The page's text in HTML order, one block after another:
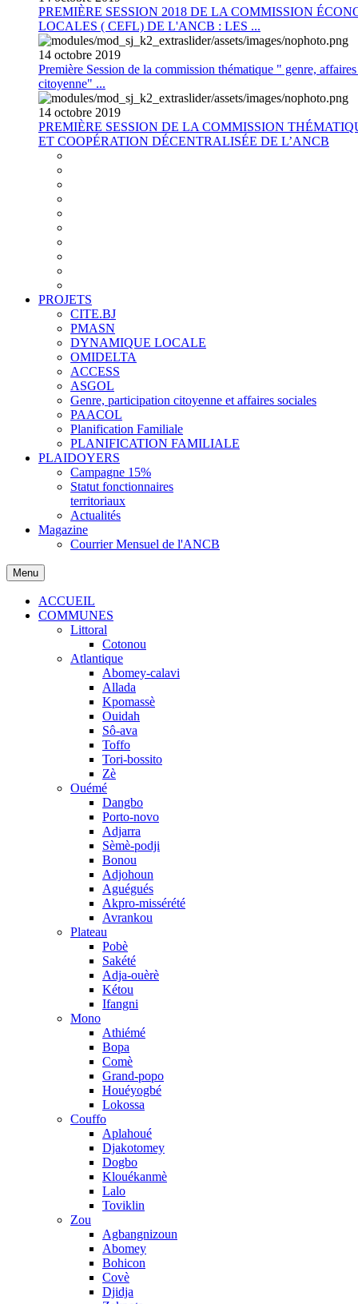
PREMIÈRE SESSION 2018 DE LA COMMISSION
LOCALES ( CEFL) DE L'ANCB : LES ...
14 octobre 2019
Première Session de la commission thématique " genre,
citoyenne" ...
14 octobre 2019
PREMIÈRE SESSION DE LA COMMISSION
ET COOPÉRATION DÉCENTRALISÉE DE L’ANCB
PROJETS
CITE.BJ
PMASN
DYNAMIQUE LOCALE
OMIDELTA
ACCESS
ASGOL
Genre, participation citoyenne et affaires sociales
PAACOL
Planification Familiale
PLANIFICATION FAMILIALE
PLAIDOYERS
Campagne 15%
Statut fonctionnaires
territoriaux
Actualités
Magazine
Courrier Mensuel de l'ANCB
Menu
ACCUEIL
COMMUNES
Littoral
Cotonou
Atlantique
Abomey-calavi
Allada
Kpomassè
Ouidah
Sô-ava
Toffo
Tori-bossito
Zè
Ouémé
Dangbo
Porto-novo
Adjarra
Sèmè-podji
Bonou
Adjohoun
Aguégués
Akpro-missérété
Avrankou
Plateau
Pobè
Sakété
Adja-ouèrè
Kétou
Ifangni
Mono
Athiémé
Bopa
Comè
Grand-popo
Houéyogbé
Lokossa
Couffo
Aplahoué
Djakotomey
Dogbo
Klouékanmè
Lalo
Toviklin
Zou
Agbangnizoun
Abomey
Bohicon
Covè
Djidja